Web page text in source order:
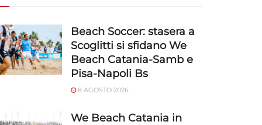
Beach Soccer: stasera a
Scoglitti si sfidano We
Beach Catania-Samb e
Pisa-Napoli Bs
8 AGOSTO 2026
We Beach Catania in